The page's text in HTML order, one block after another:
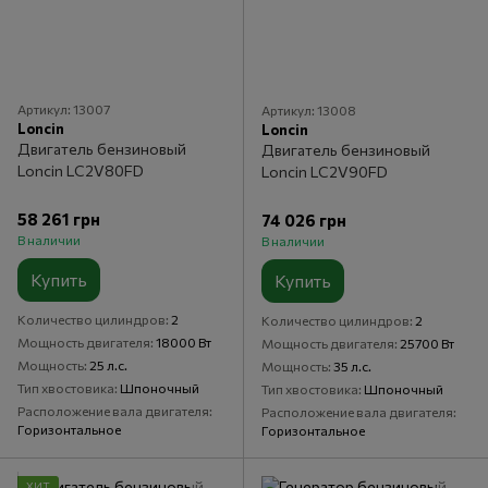
Артикул: 13007
Loncin
Двигатель бензиновый
Loncin LC2V80FD
58 261 грн
В наличии
Купить
Количество цилиндров 2
Мощность двигателя 18000 Вт
Мощность 25 л.с.
Тип хвостовика Шпоночный
Расположение вала двигателя
Горизонтальное
Артикул: 13008
Loncin
Двигатель бензиновый
Loncin LC2V90FD
74 026 грн
В наличии
Купить
Количество цилиндров 2
Мощность двигателя 25700 Вт
Мощность 35 л.с.
Тип хвостовика Шпоночный
Расположение вала двигателя
Горизонтальное